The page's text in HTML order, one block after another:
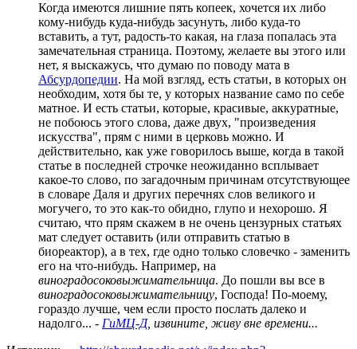
Когда имеются лишние пять копеек, хочется их либо
кому-нибудь куда-нибудь засунуть, либо куда-то
вставить, а тут, радость-то какая, на глаза попалась эта
замечательная страница. Поэтому, желаете вы этого или
нет, я выскажусь, что думаю по поводу мата в
Абсурдопедии. На мой взгляд, есть статьи, в которых он
необходим, хотя бы те, у которых название само по себе
матное. И есть статьи, которые, красивые, аккуратные,
не побоюсь этого слова, даже двух, "произведения
искусства", прям с ними в церковь можно. И
действительно, как уже говорилось выше, когда в такой
статье в последней строчке неожиданно всплывает
какое-то слово, по загадочным причинам отсутствующее
в словаре Даля и других перечнях слов великого и
могучего, то это как-то обидно, глупо и нехорошо. Я
считаю, что прям скажем в не очень цензурных статьях
мат следует оставить (или отправить статью в
биореактор), а в тех, где одно только словечко - заменить
его на что-нибудь. Например, на
виноградосоковыжимательница. До пошли вы все в
виноградосоковыжимательницу, Господа! По-моему,
гораздо лучше, чем если просто послать далеко и
надолго... - ГиМЦ-Д, извините, живу вне времени...